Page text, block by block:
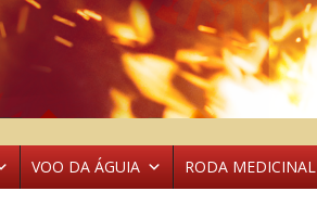
VOO DA ÁGUIA RODA MEDICINAL